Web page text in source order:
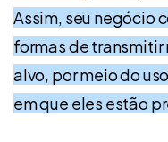
Assim, seu negócio
formas de
alvo, por meio do
em que eles estão